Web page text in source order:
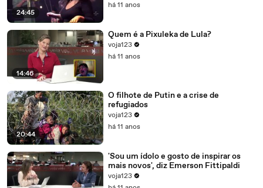
24:45
há 11 anos
14:46
Quem é a Pixuleka de Lula?
voja123
há 11 anos
20:44
O filhote de Putin e a crise de
refugiados
voja123
há 11 anos
'Sou um ídolo e gosto de inspirar os
mais novos', diz Emerson Fittipaldi
voja123